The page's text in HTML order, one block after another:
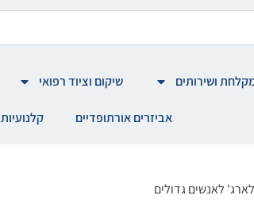
ושירותים שיקום וציוד רפואי
אביזרים אורתופדיים קלנועיות
לאנשים גדולים